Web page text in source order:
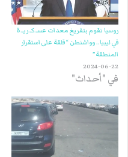
روسيا تقوم بتفريغ معدات عسـ.كـ.ريـ.ة
في ليبيا.. وواشنطن “قلقة على استقرار
المنطقة”
2024-06-22
في "أحداث"